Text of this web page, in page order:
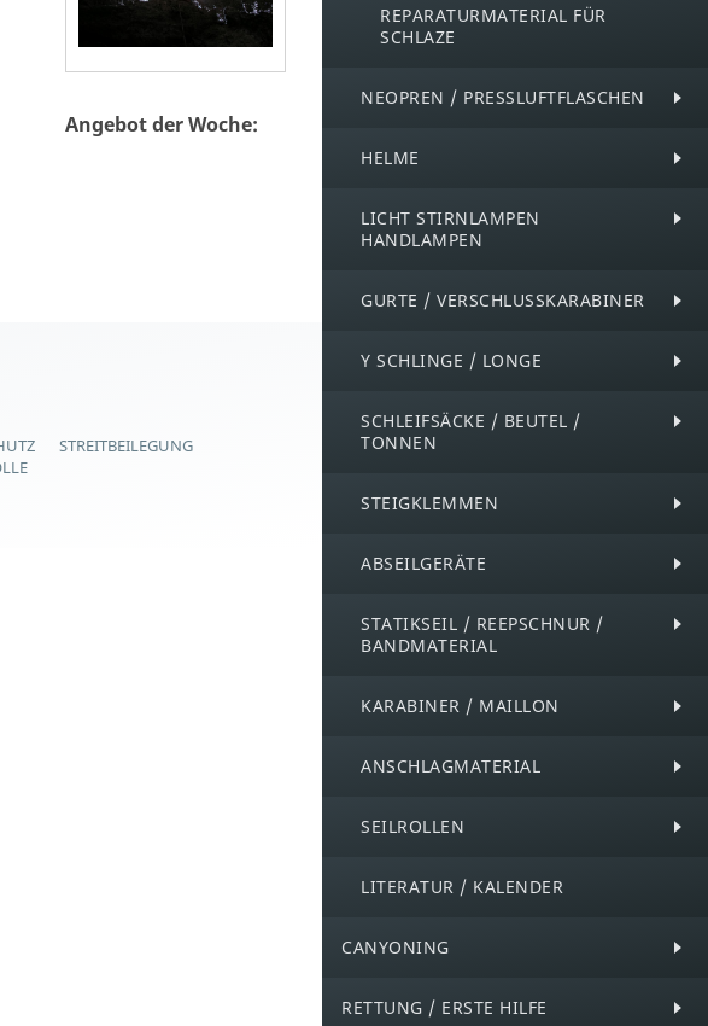
REPARATURMATERIAL FÜR
SCHLAZE
NEOPREN / PRESSLUFTFLASCHEN
HELME
LICHT STIRNLAMPEN
HANDLAMPEN
GURTE / VERSCHLUSSKARABINER
Y SCHLINGE / LONGE
SCHLEIFSÄCKE / BEUTEL /
TONNEN
STEIGKLEMMEN
ABSEILGERÄTE
STATIKSEIL / REEPSCHNUR /
BANDMATERIAL
KARABINER / MAILLON
ANSCHLAGMATERIAL
SEILROLLEN
LITERATUR / KALENDER
CANYONING
RETTUNG / ERSTE HILFE
Angebot der Woche:
STREITBEILEGUNG